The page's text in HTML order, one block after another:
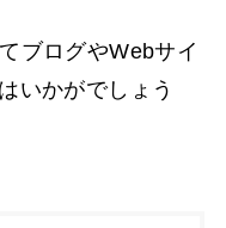
ブログやWebサイ
いかがでしょう